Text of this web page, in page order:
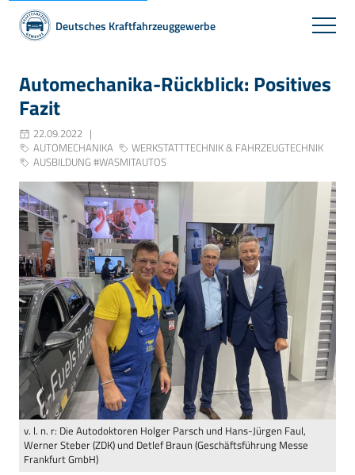
Deutsches Kraftfahrzeuggewerbe
Automechanika-Rückblick: Positives
Fazit
22.09.2022
AUTOMECHANIKA
WERKSTATTTECHNIK & FAHRZEUGTECHNIK
AUSBILDUNG #WASMITAUTOS
v. l. n. r: Die Autodoktoren Holger Parsch und Hans-Jürgen Faul,
Werner Steber (ZDK) und Detlef Braun (Geschäftsführung Messe
Frankfurt GmbH)